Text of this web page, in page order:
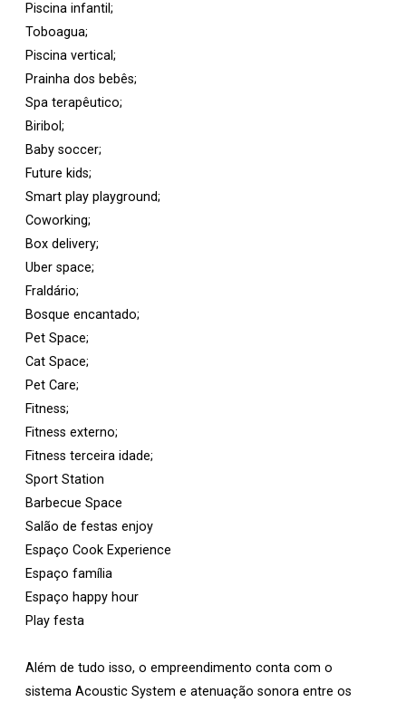
Piscina infantil;
Toboagua;
Piscina vertical;
Prainha dos bebês;
Spa terapêutico;
Biribol;
Baby soccer;
Future kids;
Smart play playground;
Coworking;
Box delivery;
Uber space;
Fraldário;
Bosque encantado;
Pet Space;
Cat Space;
Pet Care;
Fitness;
Fitness externo;
Fitness terceira idade;
Sport Station
Barbecue Space
Salão de festas enjoy
Espaço Cook Experience
Espaço família
Espaço happy hour
Play festa
Além de tudo isso, o empreendimento conta com o
sistema Acoustic System e atenuação sonora entre os